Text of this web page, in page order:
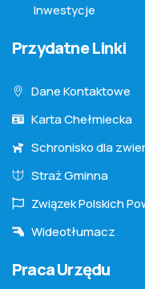
Praca Urzędu
Inwestycje
Przydatne Linki
Dane Kontaktowe
Karta Chełmiecka
Schronisko dla
Straż Gminna
Związek Polskich
Wideotłumacz